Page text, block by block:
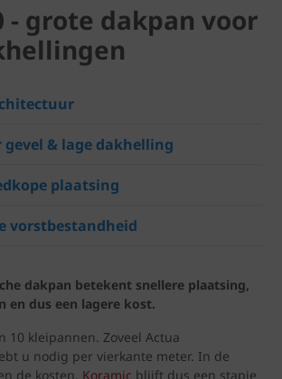
- grote dakpan voor
gevel & lage dakhelling
plaatsing
vorstbestandheid
dakpan betekent snellere plaatsing,
en dus een lagere kost.
10 kleipannen. Zoveel Actua
u nodig per vierkante meter. In de
de kosten. Koramic blijft dus een stapje